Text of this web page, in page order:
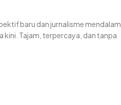
baru dan jurnalisme mendalam
kini. Tajam, terpercaya, dan tanpa